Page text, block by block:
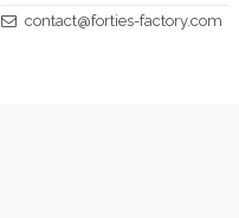
contact@forties-factory.com